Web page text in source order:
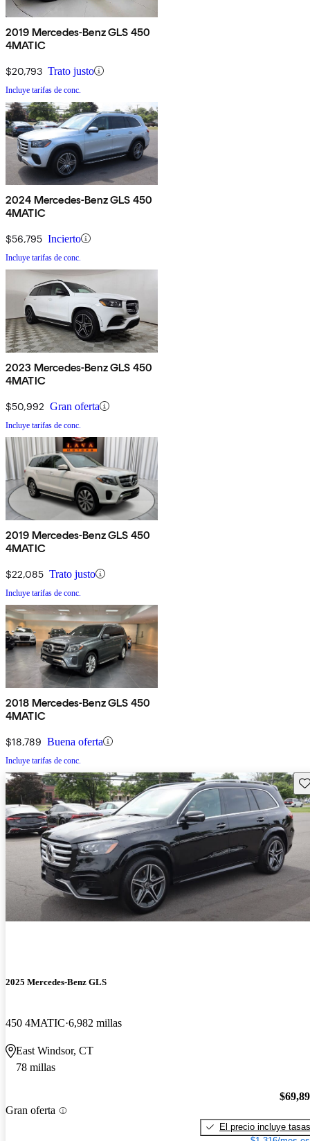
2019 Mercedes-Benz GLS 450
4MATIC
$20,793 Trato justo
Incluye tarifas de conc.
2024 Mercedes-Benz GLS 450
4MATIC
$56,795 Incierto
Incluye tarifas de conc.
2023 Mercedes-Benz GLS 450
4MATIC
$50,992 Gran oferta
Incluye tarifas de conc.
2019 Mercedes-Benz GLS 450
4MATIC
$22,085 Trato justo
Incluye tarifas de conc.
2018 Mercedes-Benz GLS 450
4MATIC
$18,789 Buena oferta
Incluye tarifas de conc.
2025 Mercedes-Benz GLS
450 4MATIC 6,982 millas
East Windsor, CT
78 millas
Gran oferta
El precio incluye tasas